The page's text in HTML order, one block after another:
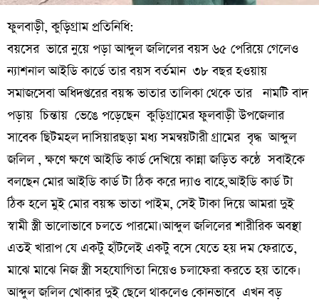
ফুলবাড়ী, কুড়িগ্রাম প্রতিনিধি:
বয়সের ভারে নুয়ে পড়া আব্দুল জলিলের বয়স ৬৫ পেরিয়ে গেলেও
ন্যাশনাল আইডি কার্ডে তার বয়স বর্তমান ৩৮ বছর হওয়ায়
সমাজসেবা অধিদপ্তরের বয়স্ক ভাতার তালিকা থেকে তার নামটি বাদ
পড়ায় চিন্তায় ভেঙে পড়েছেন কুড়িগ্রামের ফুলবাড়ী উপজেলার
সাবেক ছিটমহল দাসিয়ারছড়া মধ্য সমন্বয়টারী গ্রামের বৃদ্ধ আব্দুল
জলিল , ক্ষণে ক্ষণে আইডি কার্ড দেখিয়ে কান্না জড়িত কন্ঠে সবাইকে
বলছেন মোর আইডি কার্ড টা ঠিক করে দ্যাও বাহে,আইডি কার্ড টা
ঠিক হলে মুই মোর বয়স্ক ভাতা পাইম, সেই টাকা দিয়ে আমরা দুই
স্বামী স্ত্রী ভালোভাবে চলতে পারমো।আব্দুল জলিলের শারীরিক অবস্থা
এতই খারাপ যে একটু হাঁটলেই একটু বসে যেতে হয় দম ফেরাতে,
মাঝে মাঝে নিজ স্ত্রী সহযোগিতা নিয়েও চলাফেরা করতে হয় তাকে।
আব্দুল জলিল খোকার দুই ছেলে থাকলেও কোনভাবে এখন বড়